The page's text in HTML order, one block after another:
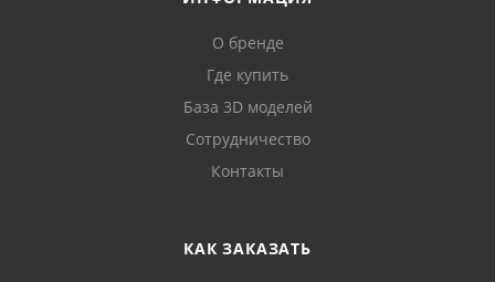
О бренде
Где купить
База 3D моделей
Сотрудничество
Контакты
КАК ЗАКАЗАТЬ